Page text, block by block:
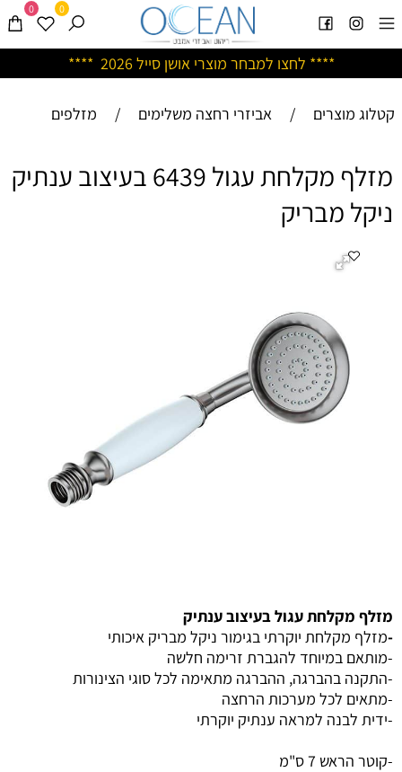
**** לחצו למבחר מוצרי אושן סייל 2026 ****
0 0
קטלוג מוצרים / אביזרי רחצה משלימים / מזלפים
מזלף מקלחת עגול 6439 בעיצוב ענתיק
ניקל מבריק
מזלף מקלחת עגול בעיצוב ענתיק
-מזלף מקלחת יוקרתי בגימור ניקל מבריק איכותי
-מותאם במיוחד להגברת זרימה חלשה
-התקנה בהברגה, ההברגה מתאימה לכל סוגי הצינורות
-מתאים לכל מערכות הרחצה
-ידית לבנה למראה ענתיק יוקרתי
-קוטר הראש 7 ס"מ